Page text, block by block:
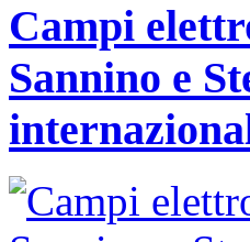
Campi
Sannino e